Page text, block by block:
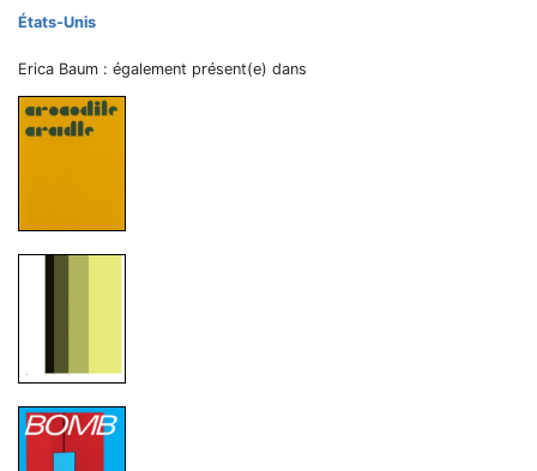
États-Unis
Erica Baum : également présent(e) dans